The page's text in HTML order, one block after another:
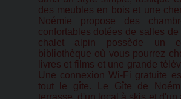
des meubles en bois et une
Noémie propose des
confortables dotées de salles
chalet alpin possède un
bibliothèque où vous pourrez
livres et films et une grande
Une connexion Wi-Fi gratuite
tout le gîte. Le Gîte de
terrasse, d'un local à skis et